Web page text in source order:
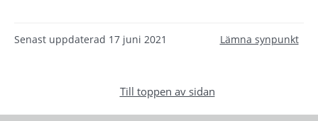
Senast uppdaterad 17 juni 2021 Lämna synpunkt
Till toppen av sidan